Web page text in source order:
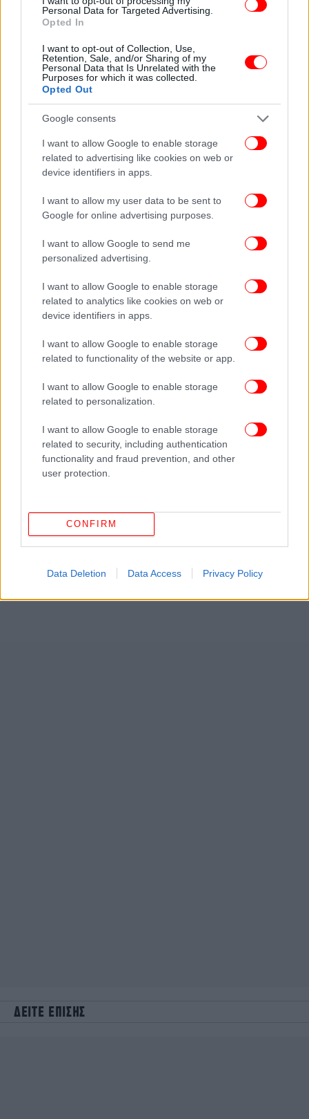
Personal Data for Targeted Advertising.
Opted In
I want to opt-out of Collection, Use,
Retention, Sale, and/or Sharing of my
Personal Data that Is Unrelated with the
Purposes for which it was collected.
Opted Out
Google consents
I want to allow Google to enable storage
related to advertising like cookies on web or
device identifiers in apps.
I want to allow my user data to be sent to
Google for online advertising purposes.
I want to allow Google to send me
personalized advertising.
I want to allow Google to enable storage
related to analytics like cookies on web or
device identifiers in apps.
I want to allow Google to enable storage
related to functionality of the website or app.
I want to allow Google to enable storage
related to personalization.
I want to allow Google to enable storage
related to security, including authentication
functionality and fraud prevention, and other
user protection.
CONFIRM
Data Deletion Data Access Privacy Policy
ΟΛΕΣ ΟΙ ΕΙΔΗΣΕΙΣ
Συνελήφθη ο γκαλερίστας Γιώργος Τσαγκαράκης
-Έφοδος της ΕΛΑΣ μετά από βίντεο με Ευαγγέλιο του
1700, βρέθηκαν πλαστοί πίνακες
Σοβαρές ζημιές από συντρίμμια βαλλιστικού πυραύλου
Απειλές Τραμπ κατά των Συμμάχων που δεν στέλνουν
δυνάμεις - «Δειλοί, θα το θυμόμαστε, χωρίς τις ΗΠΑ είστε
μία χάρτινη τίγρη»
Ακολουθήστε το στο Google News
και μάθετε
πρώτοι όλες τις ειδήσεις
Δείτε όλες τις τελευταίες
ΔΙΑΒΑΣΤΕ ΠΕΡΙΣΣΟΤΕΡΑ ΑΛΈΞΗΣ ΧΑΡΊΤΣΗΣ
ΑΧΤΣΙΌΓΛΟΥ
ΔΕΙΤΕ ΕΠΙΣΗΣ